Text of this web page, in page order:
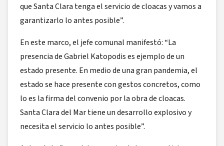
que Santa Clara tenga el servicio de cloacas y vamos a
garantizarlo lo antes posible”.
En este marco, el jefe comunal manifestó: “La
presencia de Gabriel Katopodis es ejemplo de un
estado presente. En medio de una gran pandemia, el
estado se hace presente con gestos concretos, como
lo es la firma del convenio por la obra de cloacas.
Santa Clara del Mar tiene un desarrollo explosivo y
necesita el servicio lo antes posible”.